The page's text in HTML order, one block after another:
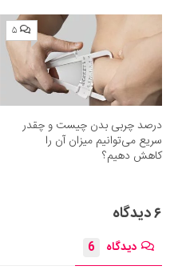
۵
درصد چربی بدن چیست و چقدر
سریع می‌توانیم میزان آن را
کاهش دهیم؟
۶ دیدگاه
دیدگاه 6